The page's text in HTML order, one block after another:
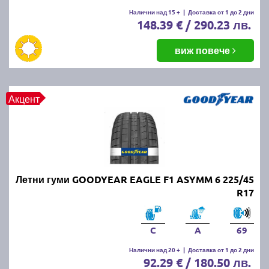
Летните гуми се считат за износени, когато
дълбочината на протектора падне под 1.6 мм.
Въпреки това, за по-добро сцепление и
безопасност се препоръчва смяната им при
дълбочина под 3 мм.
ПРОЧЕТИ ОЩЕ:Има ли закон за зимни гуми в
България?
Можем ли да шофираме със
зимни гуми през лятото?
Въпреки че е законно, не се препоръчва, защото
зимните гуми са направени от по-мека смес, която
се износва по-бързо при високи температури.
Освен това, те имат по-дълъг спирачен път и по-
слабо сцепление на суха и мокра настилка през
Налични над 15 + | Доставка от 1 до 2 дни
148.39 € / 290.23 лв.
виж повече
Акцент
Летни гуми GOODYEAR EAGLE F1 ASYMM 6 225/45
R17
C A 69
Налични над 20 + | Доставка от 1 до 2 дни
92.29 € / 180.50 лв.